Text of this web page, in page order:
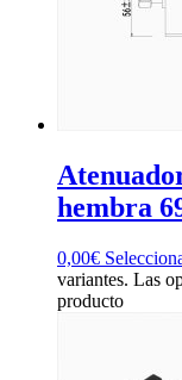
hembra
0,00€
variantes. Las
producto